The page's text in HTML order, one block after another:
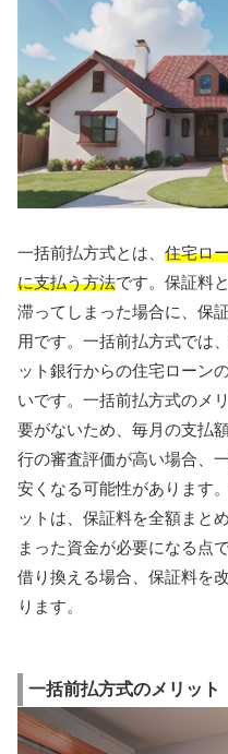
一括前払方式とは、 住宅ロ
に支払う方法です。保証料
滞ってしまった場合に、保
用です。一括前払方式では
ット銀行からの住宅ローン
いです。一括前払方式のメ
要がないため、毎月の支払
行の審査評価が高い場合、
安くなる可能性があります
ットは、保証料を全額まと
まった資金が必要になる点
借り換える場合、保証料を
ります。
一括前払方式のメリット